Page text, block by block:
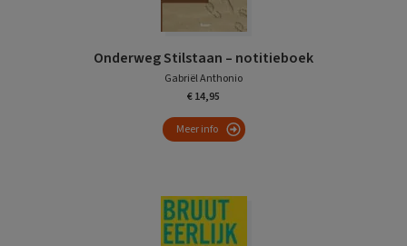
Onderweg Stilstaan – notitieboek
Gabriël Anthonio
€ 14,95
Meer info